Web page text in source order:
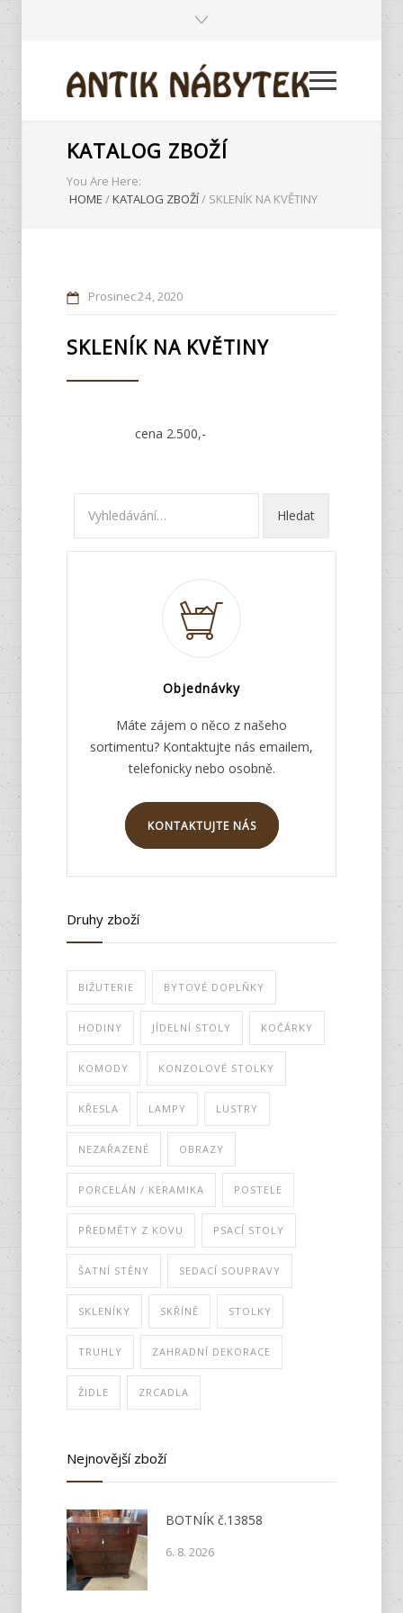
KATALOG ZBOŽÍ
You Are Here:
HOME /KATALOG ZBOŽÍ/ SKLENÍK NA KVĚTINY
Prosinec24 2020
SKLENÍK NA KVĚTINY
cena 2.500,-
Objednávky
Máte zájem o něco z našeho
sortimentu? Kontaktujte nás emailem,
telefonicky nebo osobně.
KONTAKTUJTE NÁS
Druhy zboží
BIŽUTERIE BYTOVÉ DOPLŇKY
HODINY JÍDELNÍ STOLY KOČÁRKY
KOMODY KONZOLOVÉ STOLKY
KŘESLA LAMPY LUSTRY
NEZAŘAZENÉ OBRAZY
PORCELÁN / KERAMIKA POSTELE
PŘEDMĚTY Z KOVU PSACÍ STOLY
ŠATNÍ STĚNY SEDACÍ SOUPRAVY
SKLENÍKY SKŘÍNĚ STOLKY
TRUHLY ZAHRADNÍ DEKORACE
ŽIDLE ZRCADLA
Nejnovější zboží
BOTNÍK č.13858
6. 8. 2026